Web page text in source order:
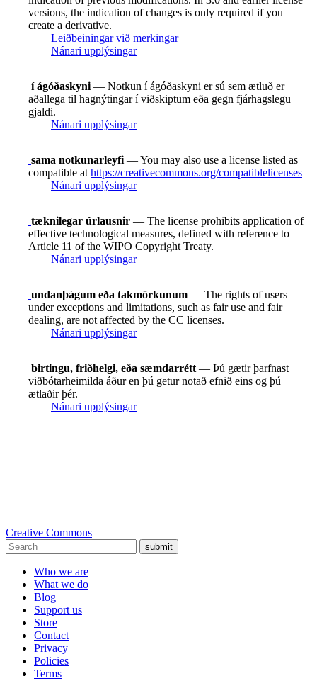
versions, the indication of changes is only required if you
create a derivative.
Leiðbeiningar við merkingar
Nánari upplýsingar
í ágóðaskyni — Notkun í ágóðaskyni er sú sem ætluð er
aðallega til hagnýtingar í viðskiptum eða gegn fjárhagslegu
gjaldi.
Nánari upplýsingar
sama notkunarleyfi — You may also use a license listed as
compatible at https://creativecommons.org/compatiblelicenses
Nánari upplýsingar
tæknilegar úrlausnir — The license prohibits application of
effective technological measures, defined with reference to
Article 11 of the WIPO Copyright Treaty.
Nánari upplýsingar
undanþágum eða takmörkunum — The rights of users
under exceptions and limitations, such as fair use and fair
dealing, are not affected by the CC licenses.
Nánari upplýsingar
birtingu, friðhelgi, eða sæmdarrétt — Þú gætir þarfnast
viðbótarheimilda áður en þú getur notað efnið eins og þú
ætlaðir þér.
Nánari upplýsingar
Creative Commons
submit
Who we are
What we do
Blog
Support us
Store
Contact
Privacy
Policies
Terms